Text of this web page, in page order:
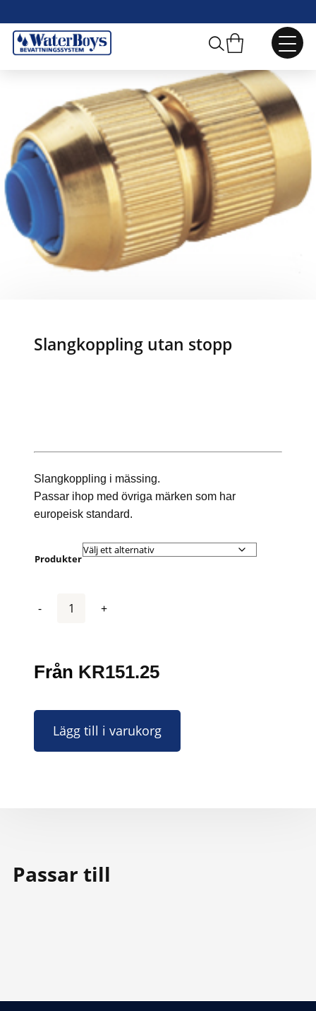
Webbshop / Handvattning
Slangkoppling utan stopp
Slangkoppling i mässing.
Passar ihop med övriga märken som har
europeisk standard.
Produkter
Från 151.25
KR
Lägg till i varukorg
Passar till